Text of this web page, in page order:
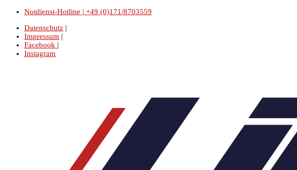
Notdienst-Hotline | +49 (0)171/8703559
Datenschutz |
Impressum |
Facebook |
Instagram